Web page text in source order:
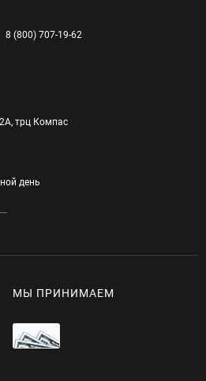
8 (800) 707-19-62
трц Компас
день
МЫ ПРИНИМАЕМ